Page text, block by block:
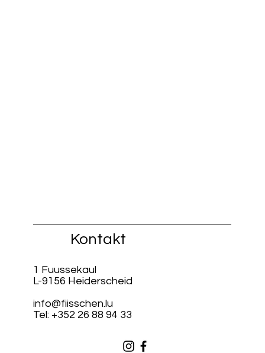
Kontakt
1 Fuussekaul
L-9156 Heiderscheid
info@fiisschen.lu
Tel: +352 26 88 94 33